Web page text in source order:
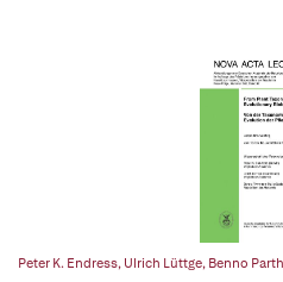
Peter K. Endress, Ulrich Lüttge, Benno